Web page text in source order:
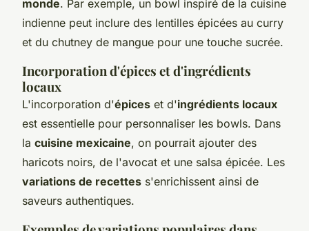
monde. Par exemple, un bowl inspiré de la cuisine
indienne peut inclure des lentilles épicées au curry
et du chutney de mangue pour une touche sucrée.
Incorporation d'épices et d'ingrédients
locaux
L'incorporation d'épices et d'ingrédients locaux
est essentielle pour personnaliser les bowls. Dans
la cuisine mexicaine, on pourrait ajouter des
haricots noirs, de l'avocat et une salsa épicée. Les
variations de recettes s'enrichissent ainsi de
saveurs authentiques.